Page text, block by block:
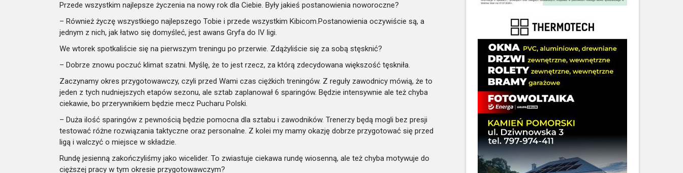
Przede wszystkim najlepsze życzenia na nowy rok dla Ciebie. Były jakieś postanowienia noworoczne?
– Również życzę wszystkiego najlepszego Tobie i przede wszystkim Kibicom.Postanowienia oczywiście są, a
jednym z nich, jak łatwo się domyśleć, jest awans Gryfa do IV ligi.
We wtorek spotkaliście się na pierwszym treningu po przerwie. Zdążyliście się za sobą stęsknić?
– Dobrze znowu poczuć klimat szatni. Myślę, że to jest rzecz, za którą zdecydowana większość tęskniła.
Zaczynamy okres przygotowawczy, czyli przed Wami czas ciężkich treningów. Z reguły zawodnicy mówią, że to
jeden z tych nudniejszych etapów sezonu, ale sztab zaplanował 6 sparingów. Będzie intensywnie ale też chyba
ciekawie, bo przerywnikiem będzie mecz Pucharu Polski.
– Duża ilość sparingów z pewnością będzie pomocna dla sztabu i zawodników. Trenerzy będą mogli bez presji
testować różne rozwiązania taktyczne oraz personalne. Z kolei my mamy okazję dobrze przygotować się przed
ligą i walczyć o miejsce w składzie.
Rundę jesienną zakończyliśmy jako wicelider. To zwiastuje ciekawa rundę wiosenną, ale też chyba motywuje do
cięższej pracy w tym okresie przygotowawczym?